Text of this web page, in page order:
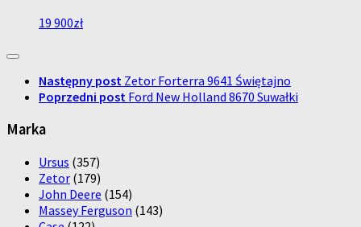
19 900zł
Następny post Zetor Forterra 9641 Świętajno
Poprzedni post Ford New Holland 8670 Suwałki
Marka
Ursus (357)
Zetor (179)
John Deere (154)
Massey Ferguson (143)